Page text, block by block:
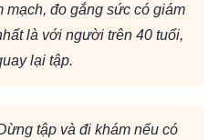
mạch, đo gắng sức có giám
là với người trên 40 tuổi,
lại tập.
tập và đi khám nếu có